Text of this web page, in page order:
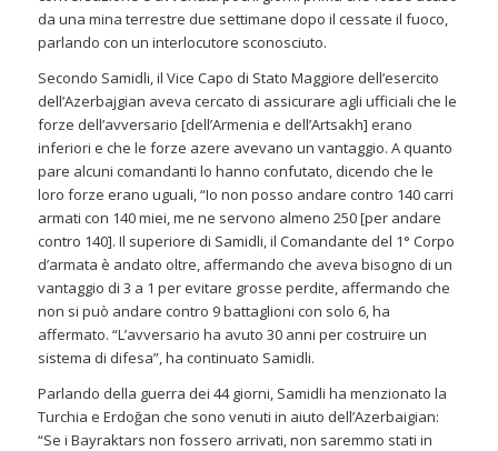
da una mina terrestre due settimane dopo il cessate il fuoco,
parlando con un interlocutore sconosciuto.
Secondo Samidli, il Vice Capo di Stato Maggiore dell’esercito
dell’Azerbajgian aveva cercato di assicurare agli ufficiali che le
forze dell’avversario [dell’Armenia e dell’Artsakh] erano
inferiori e che le forze azere avevano un vantaggio. A quanto
pare alcuni comandanti lo hanno confutato, dicendo che le
loro forze erano uguali, “Io non posso andare contro 140 carri
armati con 140 miei, me ne servono almeno 250 [per andare
contro 140]. Il superiore di Samidli, il Comandante del 1° Corpo
d’armata è andato oltre, affermando che aveva bisogno di un
vantaggio di 3 a 1 per evitare grosse perdite, affermando che
non si può andare contro 9 battaglioni con solo 6, ha
affermato. “L’avversario ha avuto 30 anni per costruire un
sistema di difesa”, ha continuato Samidli.
Parlando della guerra dei 44 giorni, Samidli ha menzionato la
Turchia e Erdoğan che sono venuti in aiuto dell’Azerbaigian:
“Se i Bayraktars non fossero arrivati, non saremmo stati in